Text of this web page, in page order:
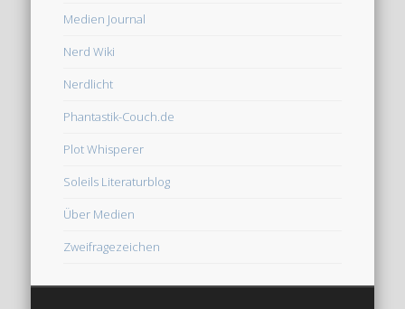
Medien Journal
Nerd Wiki
Nerdlicht
Phantastik-Couch.de
Plot Whisperer
Soleils Literaturblog
Über Medien
Zweifragezeichen